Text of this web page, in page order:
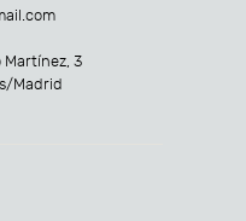
Martínez, 3
Madrid